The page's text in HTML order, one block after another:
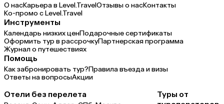
О насКарьера в Level.TravelОтзывы о насКонтакты
Ко-промо с Level.Travel
Инструменты
Календарь низких ценПодарочные сертификаты
Оформить тур в рассрочкуПартнерская программа
Журнал о путешествиях
Помощь
Как забронировать тур?Правила въезда и визы
Ответы на вопросыАкции
Отели без перелета
Туры от